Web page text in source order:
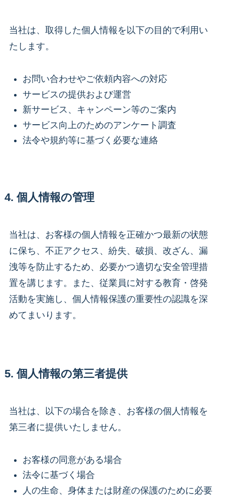
当社は、取得した個人情報を以下の目的で利用い
たします。
お問い合わせやご依頼内容への対応
サービスの提供および運営
新サービス、キャンペーン等のご案内
サービス向上のためのアンケート調査
法令や規約等に基づく必要な連絡
4. 個人情報の管理
当社は、お客様の個人情報を正確かつ最新の状態
に保ち、不正アクセス、紛失、破損、改ざん、漏
洩等を防止するため、必要かつ適切な安全管理措
置を講じます。また、従業員に対する教育・啓発
活動を実施し、個人情報保護の重要性の認識を深
めてまいります。
5. 個人情報の第三者提供
当社は、以下の場合を除き、お客様の個人情報を
第三者に提供いたしません。
お客様の同意がある場合
法令に基づく場合
人の生命、身体または財産の保護のために必要